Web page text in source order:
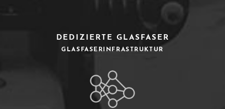
DEDIZIERTE GLASFASER
GLASFASERINFRASTRUKTUR